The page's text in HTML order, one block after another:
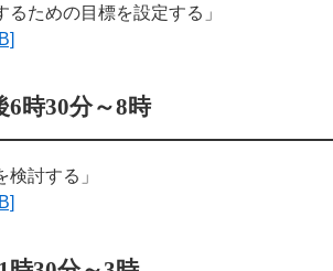
ための目標を設定する」
時30分～8時
討する」